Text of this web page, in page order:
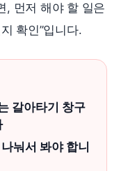
, 먼저 해야 할 일은
확인”입니다.
갈아타기 창구
눠서 봐야 합니